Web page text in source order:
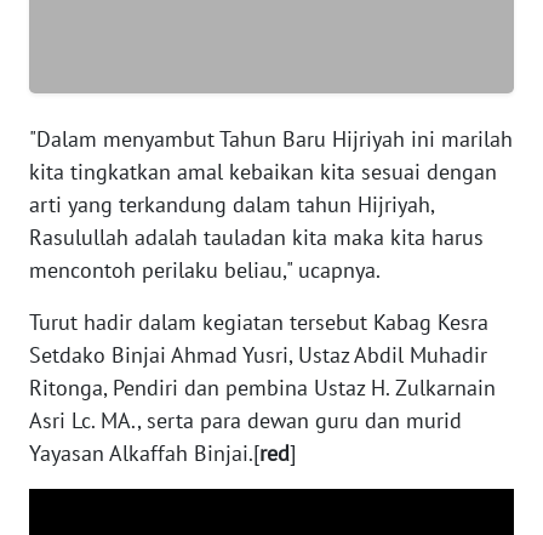
"Dalam menyambut Tahun Baru Hijriyah ini marilah
kita tingkatkan amal kebaikan kita sesuai dengan
arti yang terkandung dalam tahun Hijriyah,
Rasulullah adalah tauladan kita maka kita harus
mencontoh perilaku beliau," ucapnya.
Turut hadir dalam kegiatan tersebut Kabag Kesra
Setdako Binjai Ahmad Yusri, Ustaz Abdil Muhadir
Ritonga, Pendiri dan pembina Ustaz H. Zulkarnain
Asri Lc. MA., serta para dewan guru dan murid
Yayasan Alkaffah Binjai.[red]
WN
JAMBI
WN
WN
NTB
WN